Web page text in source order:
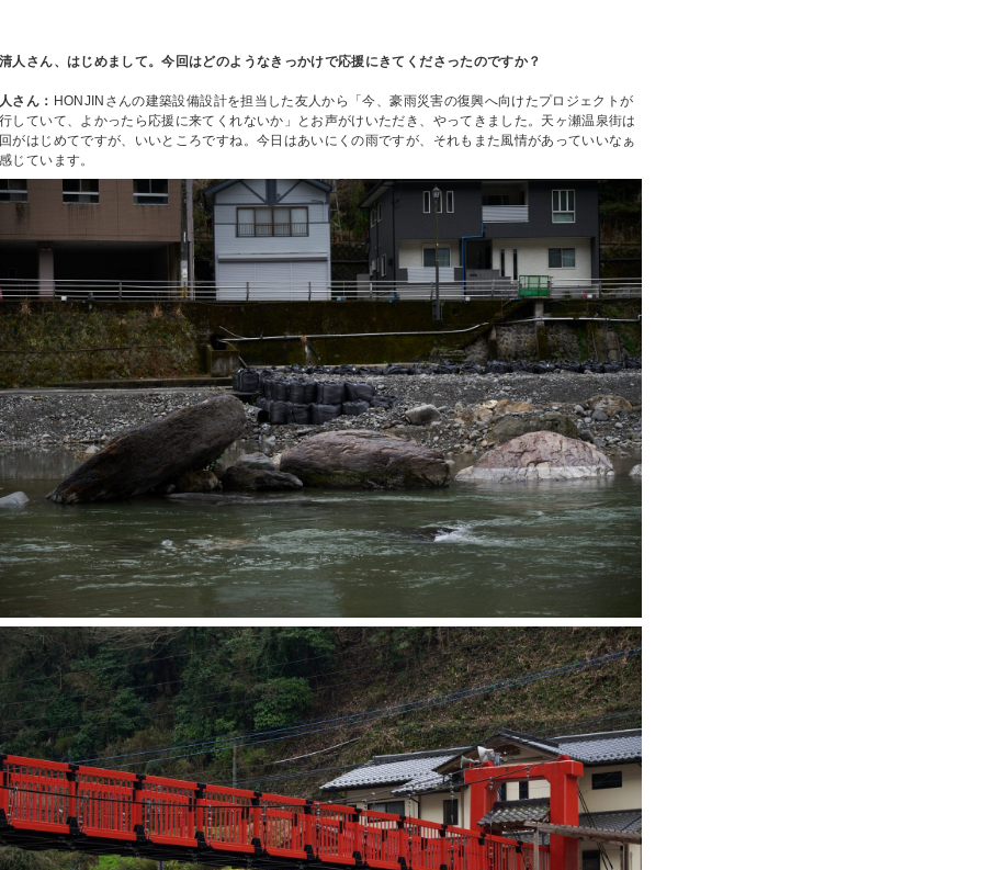
人さん、はじめまして。今回はどのようなきっかけで応援にきてくださったのですか？
さん： HONJINさんの建築設備設計を担当した友人から「今、豪雨災害の復興へ向けたプロジェクトが
していて、よかったら応援に来てくれないか」とお声がけいただき、やってきました。天ヶ瀬温泉街は
がはじめてですが、いいところですね。今日はあいにくの雨ですが、それもまた風情があっていいなぁ
じています。